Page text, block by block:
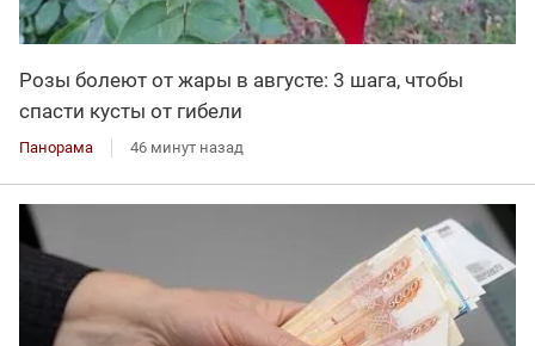
Розы болеют от жары в августе: 3 шага, чтобы
спасти кусты от гибели
Панорама 46 минут назад